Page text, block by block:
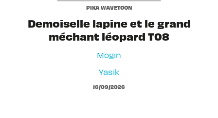
PIKA WAVETOON
Demoiselle lapine et le grand
méchant léopard T08
Mogin
Yasik
16/09/2026